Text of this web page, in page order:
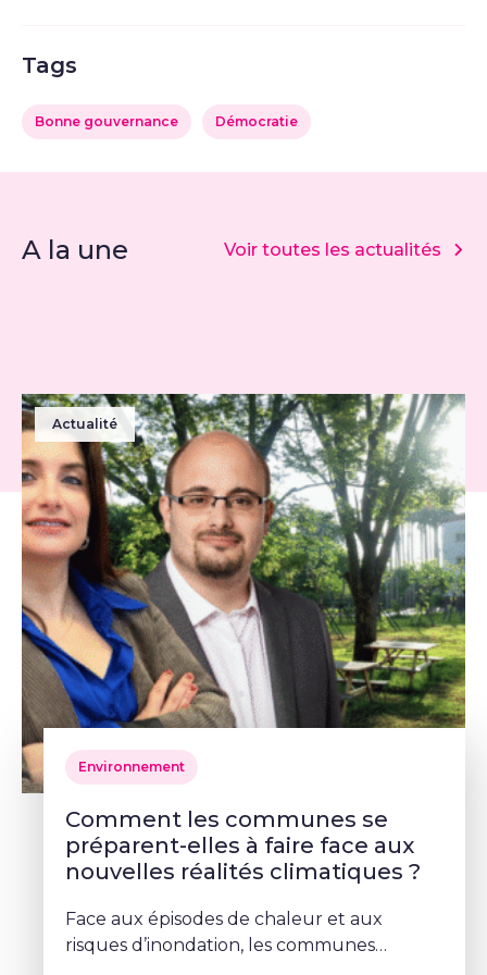
Tags
Bonne gouvernance Démocratie
A la une Voir toutes les actualités
Actualité
Environnement
Comment les communes se
préparent-elles à faire face aux
nouvelles réalités climatiques ?
Face aux épisodes de chaleur et aux
risques d’inondation, les communes